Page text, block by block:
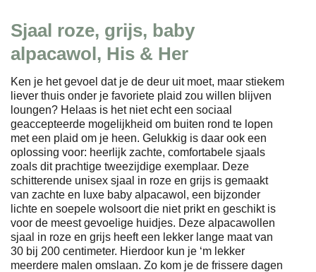
Sjaal roze, grijs, baby
alpacawol, His & Her
Ken je het gevoel dat je de deur uit moet, maar stiekem
liever thuis onder je favoriete plaid zou willen blijven
loungen? Helaas is het niet echt een sociaal
geaccepteerde mogelijkheid om buiten rond te lopen
met een plaid om je heen. Gelukkig is daar ook een
oplossing voor: heerlijk zachte, comfortabele sjaals
zoals dit prachtige tweezijdige exemplaar. Deze
schitterende unisex sjaal in roze en grijs is gemaakt
van zachte en luxe baby alpacawol, een bijzonder
lichte en soepele wolsoort die niet prikt en geschikt is
voor de meest gevoelige huidjes. Deze alpacawollen
sjaal in roze en grijs heeft een lekker lange maat van
30 bij 200 centimeter. Hierdoor kun je ‘m lekker
meerdere malen omslaan. Zo kom je de frissere dagen